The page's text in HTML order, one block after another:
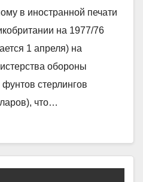
в иностранной печати
на 1977/76
1 апреля) на
обороны
стерлингов
что…